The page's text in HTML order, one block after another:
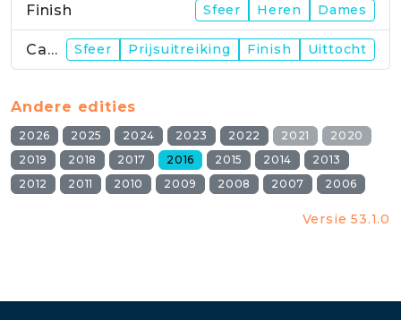
Finish Sfeer Heren Dames
Campus Sfeer Prijsuitreiking Finish Uittocht
Andere edities
2026 2025 2024 2023 2022 2021
2020
2019
2018 2017 2016 2015 2014
2013
2012
2011 2010 2009 2008 2007 2006
Versie 53.1.0